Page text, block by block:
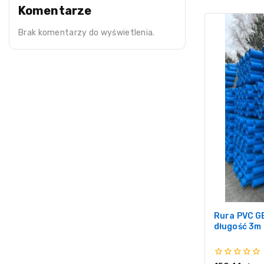
Rura PVC
długość 3m
Komentarze
Brak komentarzy do wyświetlenia.